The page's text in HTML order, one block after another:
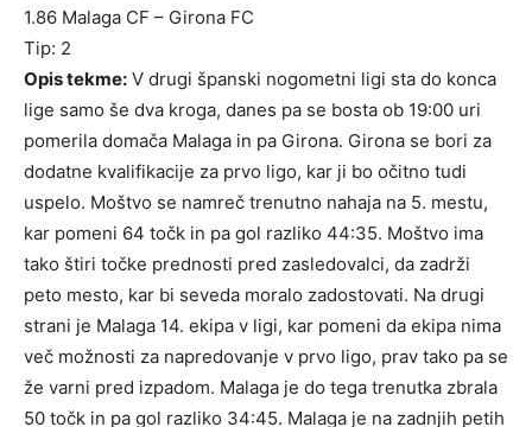
1.86 Malaga CF – Girona FC
Tip: 2
Opis tekme: V drugi španski nogometni ligi sta do konca
lige samo še dva kroga, danes pa se bosta ob 19:00 uri
pomerila domača Malaga in pa Girona. Girona se bori za
dodatne kvalifikacije za prvo ligo, kar ji bo očitno tudi
uspelo. Moštvo se namreč trenutno nahaja na 5. mestu,
kar pomeni 64 točk in pa gol razliko 44:35. Moštvo ima
tako štiri točke prednosti pred zasledovalci, da zadrži
peto mesto, kar bi seveda moralo zadostovati. Na drugi
strani je Malaga 14. ekipa v ligi, kar pomeni da ekipa nima
več možnosti za napredovanje v prvo ligo, prav tako pa se
že varni pred izpadom. Malaga je do tega trenutka zbrala
50 točk in pa gol razliko 34:45. Malaga je na zadnjih petih